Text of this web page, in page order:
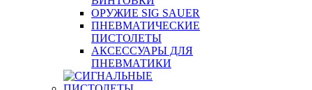
ОРУЖИЕ SIG SAUER
ПНЕВМАТИЧЕСКИЕ
ПИСТОЛЕТЫ
АКСЕССУАРЫ ДЛЯ
ПНЕВМАТИКИ